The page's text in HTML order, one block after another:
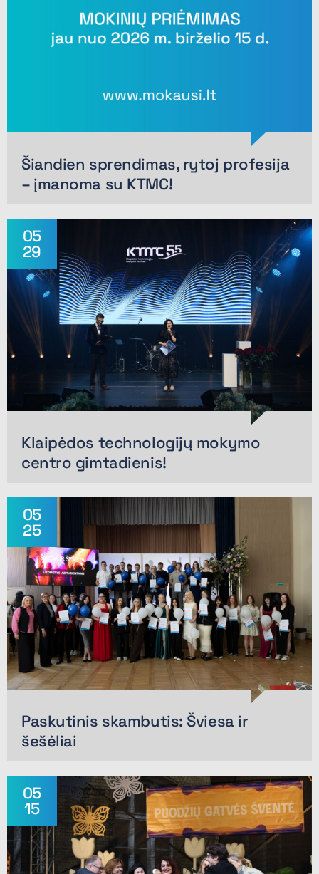
Šiandien sprendimas, rytoj profesija
– įmanoma su KTMC!
05
29
Klaipėdos technologijų mokymo
centro gimtadienis!
05
25
Paskutinis skambutis: Šviesa ir
šešėliai
05
15